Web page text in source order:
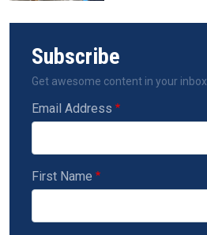
Subscribe
Get awesome content in your inbox.
Email Address
First Name